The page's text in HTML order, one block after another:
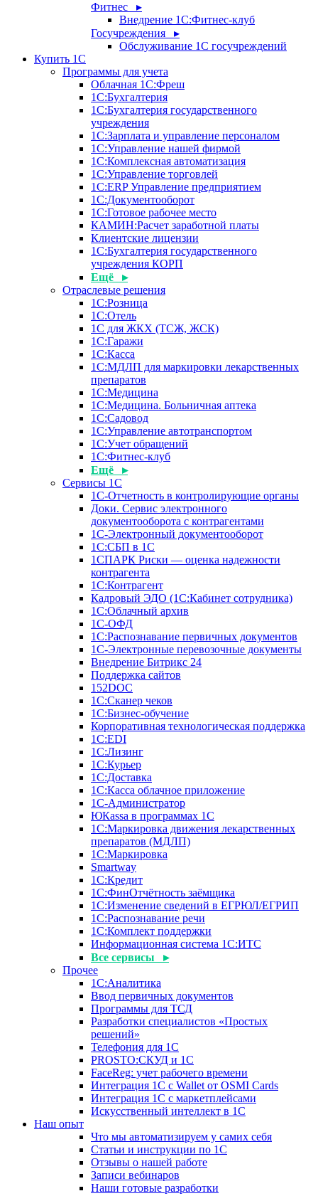
Фитнес ▸
Внедрение 1С:Фитнес-клуб
Госучреждения ▸
Обслуживание 1С госучреждений
Купить 1С
Программы для учета
Облачная 1С:Фреш
1С:Бухгалтерия
1С:Бухгалтерия государственного
учреждения
1С:Зарплата и управление персоналом
1С:Управление нашей фирмой
1С:Комплексная автоматизация
1С:Управление торговлей
1С:ERP Управление предприятием
1С:Документооборот
1C:Готовое рабочее место
КАМИН:Расчет заработной платы
Клиентские лицензии
1С:Бухгалтерия государственного
учреждения КОРП
Ещё ▸
Отраслевые решения
1С:Розница
1С:Отель
1С для ЖКХ (ТСЖ, ЖСК)
1С:Гаражи
1С:Касса
1С:МДЛП для маркировки лекарственных
препаратов
1С:Медицина
1С:Медицина. Больничная аптека
1С:Садовод
1С:Управление автотранспортом
1С:Учет обращений
1С:Фитнес-клуб
Ещё ▸
Сервисы 1С
1С-Отчетность в контролирующие органы
Доки. Сервис электронного
документооборота с контрагентами
1С-Электронный документооборот
1С:СБП в 1С
1СПАРК Риски — оценка надежности
контрагента
1С:Контрагент
Кадровый ЭДО (1С:Кабинет сотрудника)
1С:Облачный архив
1С-ОФД
1С:Распознавание первичных документов
1С-Электронные перевозочные документы
Внедрение Битрикс 24
Поддержка сайтов
152DOC
1С:Сканер чеков
1С:Бизнес-обучение
Корпоративная технологическая поддержка
1С:ЕDI
1С:Лизинг
1С:Курьер
1С:Доставка
1С:Касса облачное приложение
1С-Администратор
ЮКаssа в программах 1С
1С:Маркировка движения лекарственных
препаратов (МДЛП)
1С:Маркировка
Smartway
1С:Кредит
1С:ФинОтчётность заёмщика
1С:Изменение сведений в ЕГРЮЛ/ЕГРИП
1С:Распознавание речи
1С:Комплект поддержки
Информационная система 1С:ИТС
Все сервисы ▸
Прочее
1С:Аналитика
Ввод первичных документов
Программы для ТСД
Разработки специалистов «Простых
решений»
Телефония для 1С
PROSTO:СКУД и 1С
FaceReg: учет рабочего времени
Интеграция 1С с Wallet от OSMI Cards
Интеграция 1С с маркетплейсами
Искусственный интеллект в 1С
Наш опыт
Что мы автоматизируем у самих себя
Статьи и инструкции по 1С
Отзывы о нашей работе
Записи вебинаров
Наши готовые разработки